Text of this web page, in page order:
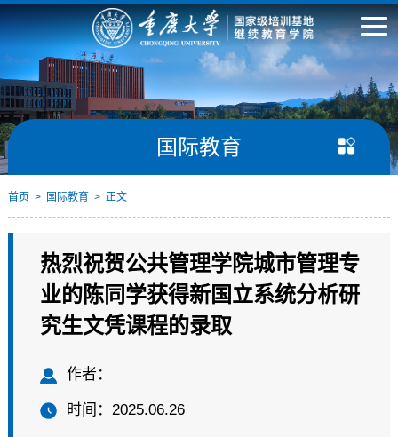
国际教育
首页 > 国际教育 > 正文
热烈祝贺公共管理学院城市管理专
业的陈同学获得新国立系统分析研
究生文凭课程的录取
作者：
时间：2025.06.26